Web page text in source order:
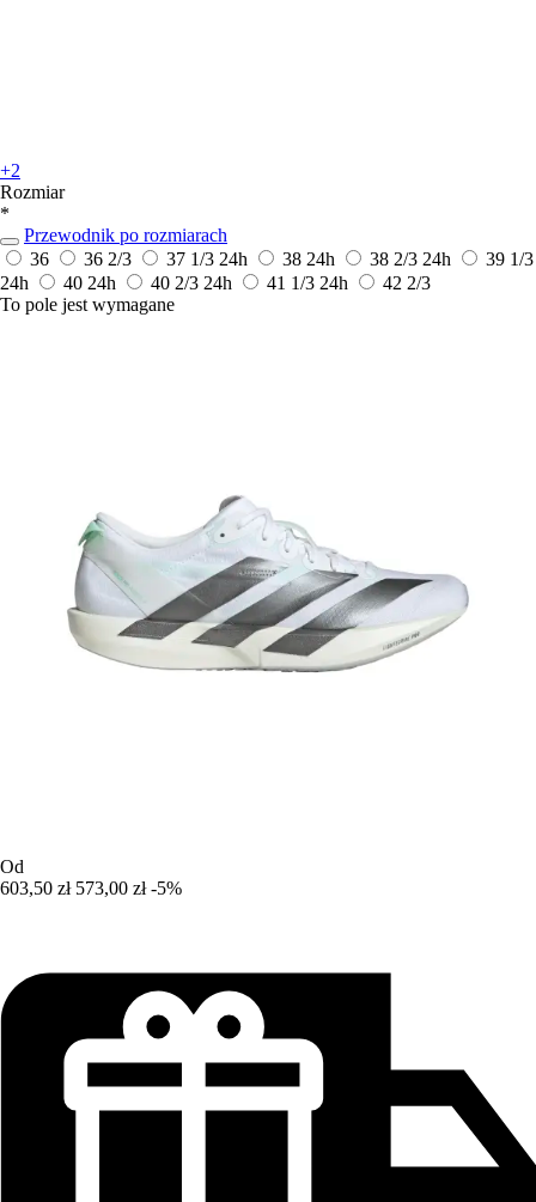
+2
Rozmiar
*
Przewodnik po rozmiarach
36
36 2/3 37 1/3 24h 38 24h 38 2/3 24h
39 1/3
24h
40 24h 40 2/3 24h 41 1/3 24h
42 2/3
To pole jest wymagane
Od
603,50 zł 573,00 zł -5%